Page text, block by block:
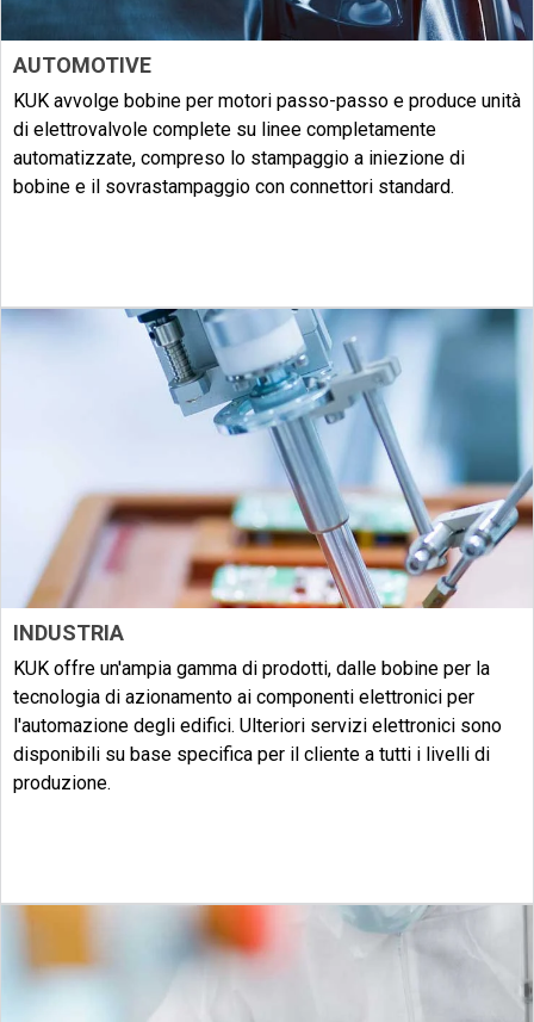
AUTOMOTIVE
KUK avvolge bobine per motori passo-passo e produce unità
di elettrovalvole complete su linee completamente
automatizzate, compreso lo stampaggio a iniezione di
bobine e il sovrastampaggio con connettori standard.
INDUSTRIA
KUK offre un'ampia gamma di prodotti, dalle bobine per la
tecnologia di azionamento ai componenti elettronici per
l'automazione degli edifici. Ulteriori servizi elettronici sono
disponibili su base specifica per il cliente a tutti i livelli di
produzione.